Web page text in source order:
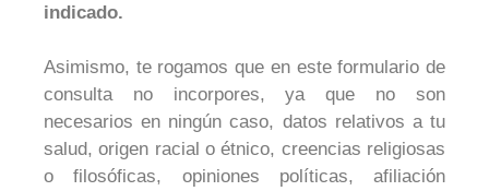
indicado.
Asimismo, te rogamos que en este formulario de
consulta no incorpores, ya que no son
necesarios en ningún caso, datos relativos a tu
salud, origen racial o étnico, creencias religiosas
o filosóficas, opiniones políticas, afiliación